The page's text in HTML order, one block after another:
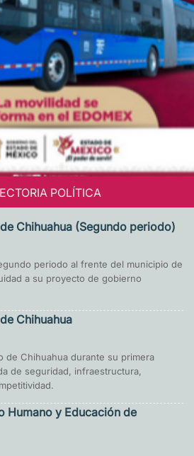
POLÍTICA
Chihuahua (Segundo periodo)
periodo al frente del municipio de
a su proyecto de gobierno
Chihuahua
de Chihuahua durante su primera
de seguridad, infraestructura,
Humano y Educación de